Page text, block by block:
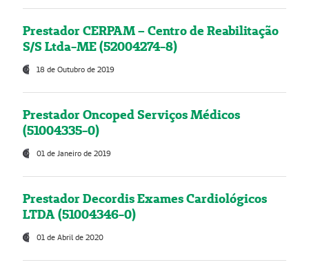
Prestador CERPAM – Centro de Reabilitação
S/S Ltda-ME (52004274-8)
18 de Outubro de 2019
Prestador Oncoped Serviços Médicos
(51004335-0)
01 de Janeiro de 2019
Prestador Decordis Exames Cardiológicos
LTDA (51004346-0)
01 de Abril de 2020